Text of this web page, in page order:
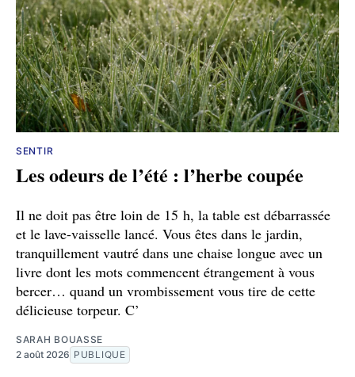
SENTIR
Les odeurs de l’été : l’herbe coupée
Il ne doit pas être loin de 15 h, la table est débarrassée
et le lave-vaisselle lancé. Vous êtes dans le jardin,
tranquillement vautré dans une chaise longue avec un
livre dont les mots commencent étrangement à vous
bercer… quand un vrombissement vous tire de cette
délicieuse torpeur. C’
SARAH BOUASSE
2 août 2026 PUBLIQUE